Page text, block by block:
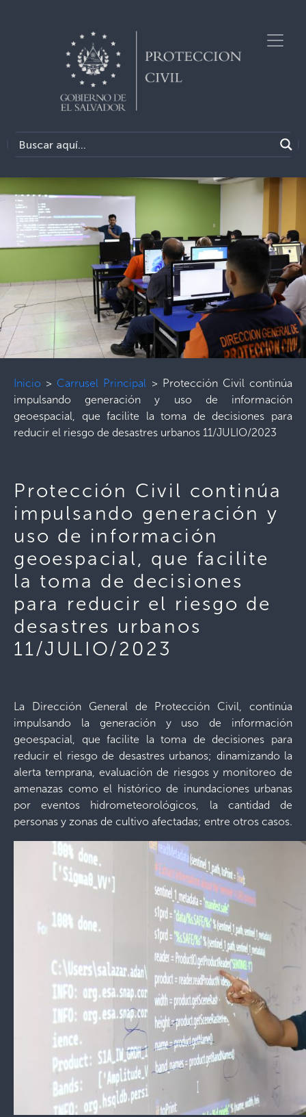
Inicio > Carrusel Principal > Protección Civil continúa
impulsando generación y uso de información
geoespacial, que facilite la toma de decisiones para
reducir el riesgo de desastres urbanos 11/JULIO/2023
Protección Civil continúa
impulsando generación y
uso de información
geoespacial, que facilite
la toma de decisiones
para reducir el riesgo de
desastres urbanos
11/JULIO/2023
La Dirección General de Protección Civil, continúa
impulsando la generación y uso de información
geoespacial, que facilite la toma de decisiones para
reducir el riesgo de desastres urbanos; dinamizando la
alerta temprana, evaluación de riesgos y monitoreo de
amenazas como el histórico de inundaciones urbanas
por eventos hidrometeorológicos, la cantidad de
personas y zonas de cultivo afectadas; entre otros casos.